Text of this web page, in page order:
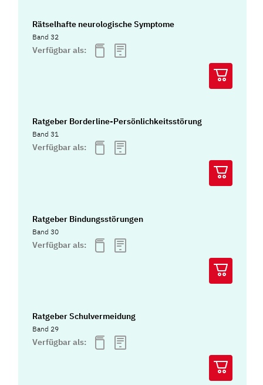
Rätselhafte neurologische Symptome
Band 32
Verfügbar als:
Ratgeber Borderline-Persönlichkeitsstörung
Band 31
Verfügbar als:
Ratgeber Bindungsstörungen
Band 30
Verfügbar als:
Ratgeber Schulvermeidung
Band 29
Verfügbar als: